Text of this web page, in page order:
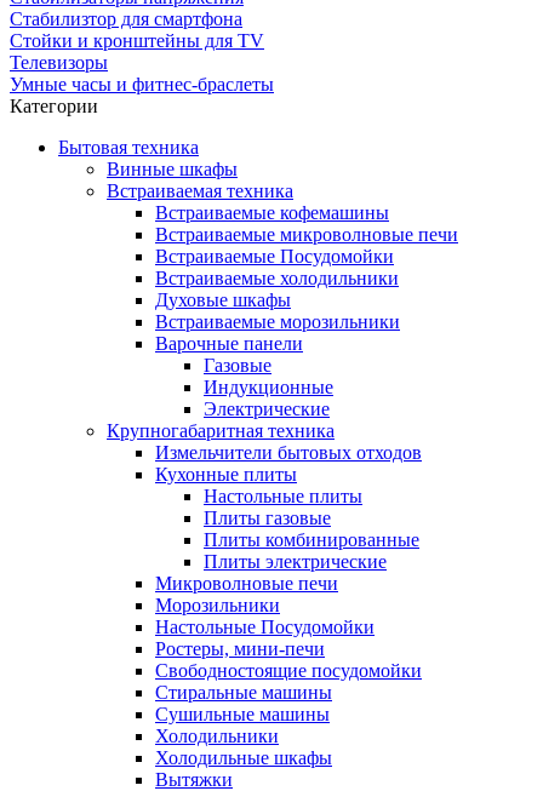
Стабилизтор для смартфона
Стойки и кронштейны для TV
Телевизоры
Умные часы и фитнес-браслеты
Категории
Бытовая техника
Винные шкафы
Встраиваемая техника
Встраиваемые кофемашины
Встраиваемые микроволновые печи
Встраиваемые Посудомойки
Встраиваемые холодильники
Духовые шкафы
Встраиваемые морозильники
Варочные панели
Газовые
Индукционные
Электрические
Крупногабаритная техника
Измельчители бытовых отходов
Кухонные плиты
Настольные плиты
Плиты газовые
Плиты комбинированные
Плиты электрические
Микроволновые печи
Морозильники
Настольные Посудомойки
Ростеры, мини-печи
Свободностоящие посудомойки
Стиральные машины
Сушильные машины
Холодильники
Холодильные шкафы
Вытяжки